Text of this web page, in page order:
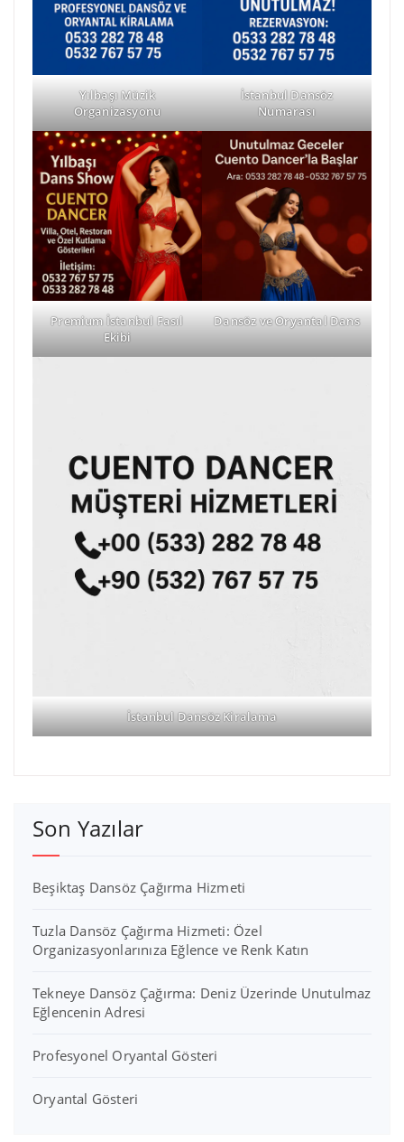
Yılbaşı Müzik
Organizasyonu
İstanbul Dansöz
Numarası
Premium İstanbul Fasıl
Ekibi
Dansöz ve Oryantal Dans
İstanbul Dansöz Kiralama
Son Yazılar
Beşiktaş Dansöz Çağırma Hizmeti
Tuzla Dansöz Çağırma Hizmeti: Özel
Organizasyonlarınıza Eğlence ve Renk Katın
Tekneye Dansöz Çağırma: Deniz Üzerinde Unutulmaz
Eğlencenin Adresi
Profesyonel Oryantal Gösteri
Oryantal Gösteri